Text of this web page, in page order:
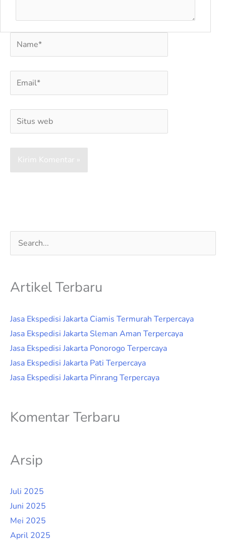
Name*
Email*
Situs
web
Cari
untuk:
Artikel Terbaru
Jasa Ekspedisi Jakarta Ciamis Termurah Terpercaya
Jasa Ekspedisi Jakarta Sleman Aman Terpercaya
Jasa Ekspedisi Jakarta Ponorogo Terpercaya
Jasa Ekspedisi Jakarta Pati Terpercaya
Jasa Ekspedisi Jakarta Pinrang Terpercaya
Komentar Terbaru
Arsip
Juli 2025
Juni 2025
Mei 2025
April 2025